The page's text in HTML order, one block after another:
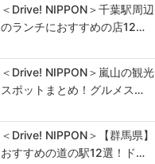
＜Drive! NIPPON＞千葉駅周辺
のランチにおすすめの店12…
＜Drive! NIPPON＞嵐山の観光
スポットまとめ！グルメス…
＜Drive! NIPPON＞【群馬県】
おすすめの道の駅12選！ド…